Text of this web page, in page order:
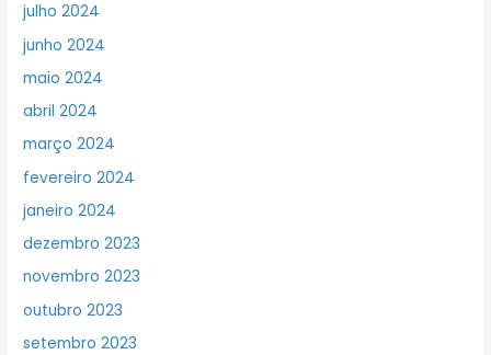
julho 2024
junho 2024
maio 2024
abril 2024
março 2024
fevereiro 2024
janeiro 2024
dezembro 2023
novembro 2023
outubro 2023
setembro 2023